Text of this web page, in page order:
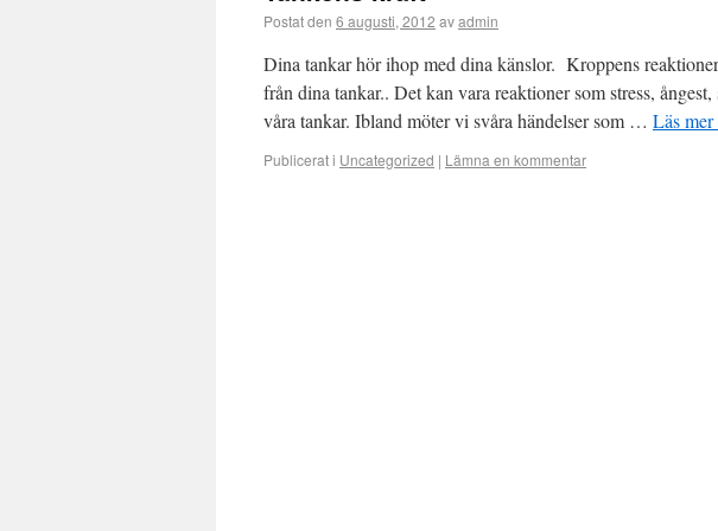
Postat den 6 augusti, 2012 avadmin
Dina tankar hör ihop med dina känslor. Kroppens
från dina tankar.. Det kan vara reaktioner som stress,
våra tankar. Ibland möter vi svåra händelser som … Läs mer
Publicerat i Uncategorized | Lämna en kommentar